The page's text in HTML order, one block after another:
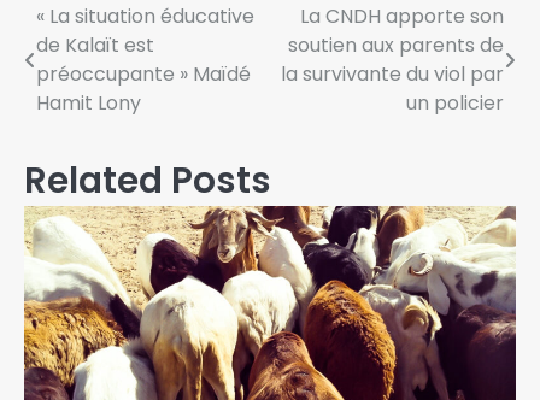
« La situation éducative
de Kalaït est
préoccupante » Maïdé
Hamit Lony
La CNDH apporte son
soutien aux parents de
la survivante du viol par
un policier
Related Posts